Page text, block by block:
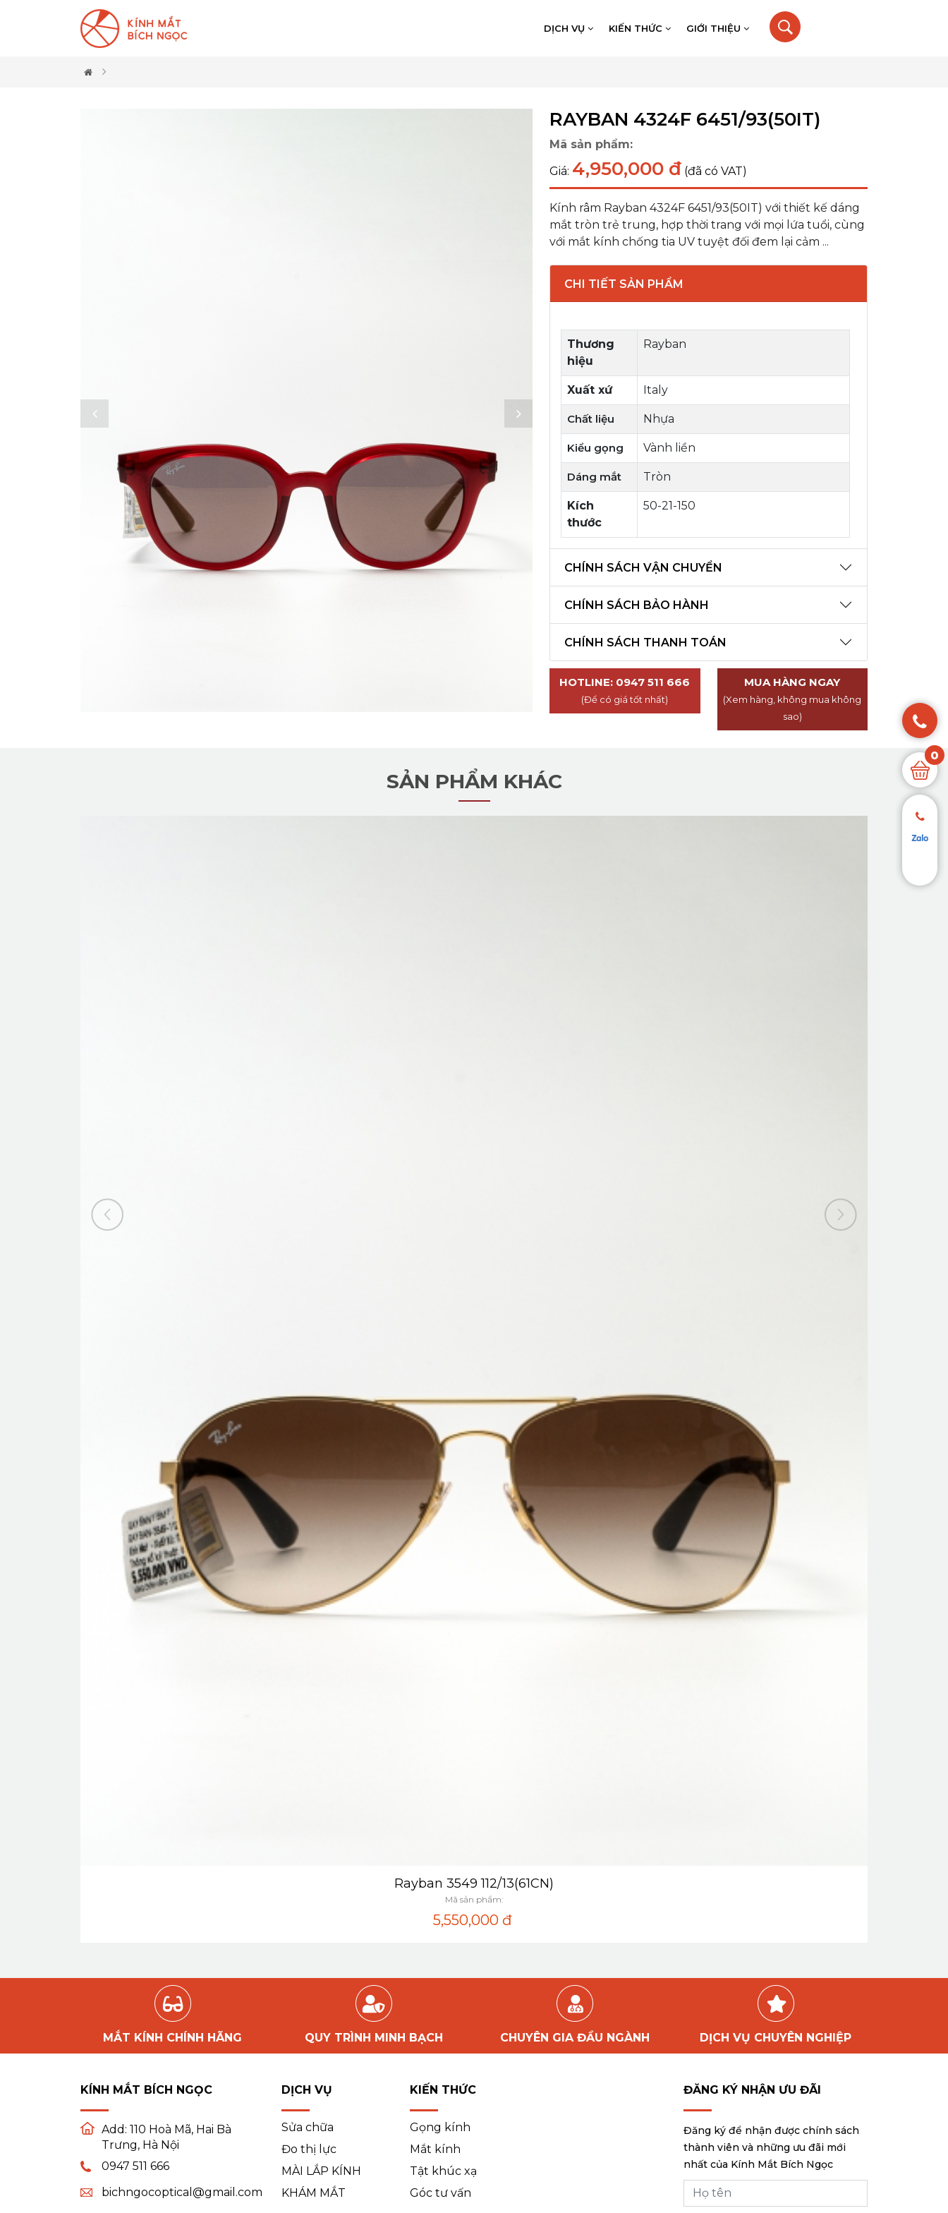
DỊCH VỤ KIẾN THỨC GIỚI THIỆU
RAYBAN 4324F 6451/93(50IT)
Mã sản phẩm:
Giá: 4,950,000 đ (đã có VAT)
Kính râm Rayban 4324F 6451/93(50IT) với thiết kế dáng
mắt tròn trẻ trung, hợp thời trang với mọi lứa tuổi, cùng
với mắt kính chống tia UV tuyệt đối đem lại cảm ...
CHI TIẾT SẢN PHẨM
Thương
hiệu
Rayban
Xuất xứ Italy
Chất liệu Nhựa
Kiểu gọng Vành liền
Dáng mắt Tròn
Kích
thước
50-21-150
CHÍNH SÁCH VẬN CHUYỂN
CHÍNH SÁCH BẢO HÀNH
CHÍNH SÁCH THANH TOÁN
HOTLINE: 0947 511 666
(Để có giá tốt nhất)
MUA HÀNG NGAY
(Xem hàng, không mua không
sao)
SẢN PHẨM KHÁC
Xem nhanh
Rayban 3549 112/13(61CN)
Mã sản phẩm:
5,550,000đ
MẮT KÍNH CHÍNH HÃNG QUY TRÌNH MINH BẠCH CHUYÊN GIA ĐẦU NGÀNH DỊCH VỤ CHUYÊN NGHIỆP
KÍNH MẮT BÍCH NGỌC
Add: 110 Hoà Mã, Hai Bà
Trưng, Hà Nội
0947 511 666
bichngocoptical@gmail.com
DỊCH VỤ
Sửa chữa
Đo thị lực
MÀI LẮP KÍNH
KHÁM MẮT
KIẾN THỨC
Gọng kính
Mắt kính
Tật khúc xạ
Góc tư vấn
ĐĂNG KÝ NHẬN ƯU ĐÃI
Đăng ký để nhận được chính sách
thành viên và những ưu đãi mới
nhất của Kính Mắt Bích Ngọc
0